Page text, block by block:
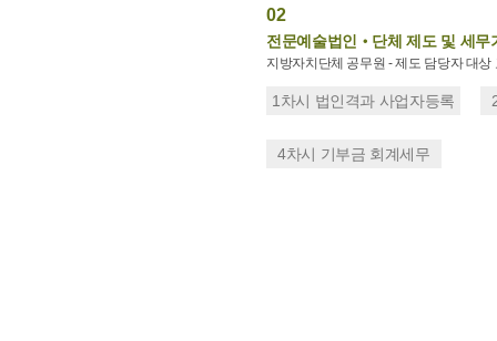
02
전문예술법인‧단체 제도 및 세무
지방자치단체 공무원 - 제도 담당자 대상
1차시 법인격과 사업자등록
4차시 기부금 회계세무